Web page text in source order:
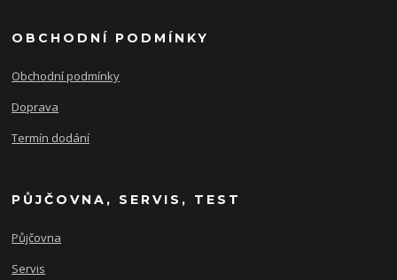
OBCHODNÍ PODMÍNKY
Obchodní podmínky
Doprava
Termín dodání
PŮJČOVNA, SERVIS, TEST
Půjčovna
Servis